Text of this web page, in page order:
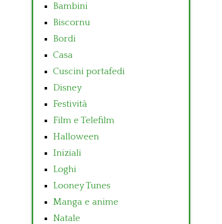
Bambini
Biscornu
Bordi
Casa
Cuscini portafedi
Disney
Festività
Film e Telefilm
Halloween
Iniziali
Loghi
Looney Tunes
Manga e anime
Natale